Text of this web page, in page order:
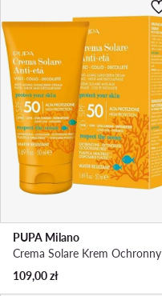
PUPA Milano
Crema Solare Krem Ochronny
109,00zł